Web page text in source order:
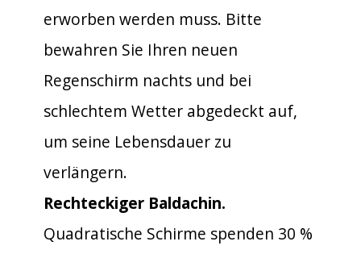
erworben werden muss. Bitte
bewahren Sie Ihren neuen
Regenschirm nachts und bei
schlechtem Wetter abgedeckt auf,
um seine Lebensdauer zu
verlängern.
Rechteckiger Baldachin.
Quadratische Schirme spenden 30 %